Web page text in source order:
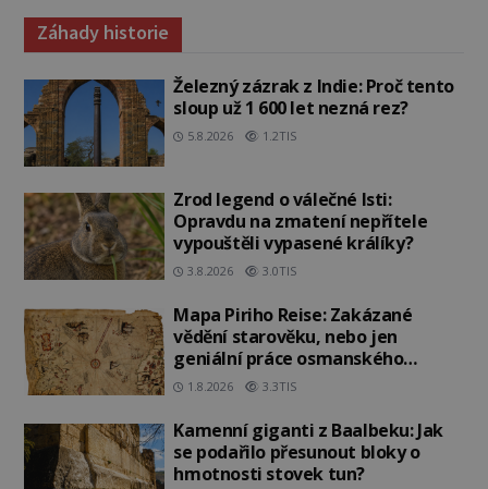
Záhady historie
Železný zázrak z Indie: Proč tento
sloup už 1 600 let nezná rez?
5.8.2026 1.2TIS
Zrod legend o válečné lsti:
Opravdu na zmatení nepřítele
vypouštěli vypasené králíky?
3.8.2026 3.0TIS
Mapa Piriho Reise: Zakázané
vědění starověku, nebo jen
geniální práce osmanského
admirála?
1.8.2026 3.3TIS
Kamenní giganti z Baalbeku: Jak
se podařilo přesunout bloky o
hmotnosti stovek tun?